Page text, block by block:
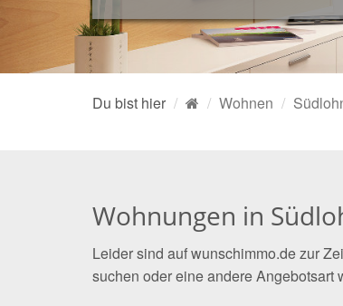
Du bist hier Wohnen
Wohnungen in
Leider sind auf wunschimmo.de zur
suchen oder eine andere Angebotsart